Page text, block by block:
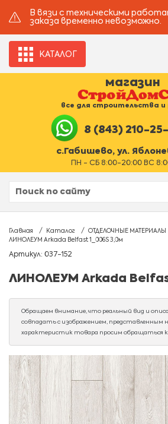
В вязи с техническими
заказа временно невозможно.
КАТАЛОГ
магазин
все для строительства
8 (843) 210-
с.Габишево, ул.
ПН - СБ 8:00-20:00 ВС
Главная Каталог ОТДЕЛОЧНЫЕ МАТЕРИАЛЫ
ЛИНОЛЕУМ Arkada Belfast 1_006S 3,0м
Артикул: 037-152
ЛИНОЛЕУМ Arkada
Обращаем внимание, что реальный вид и
совпадать с изображением, представленным
характеристик товара просим обращаться к